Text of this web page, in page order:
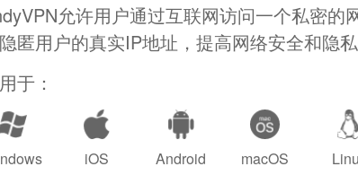
允许用户通过互联网访问一个私密的
匿用户的真实IP地址，提高网络安全和隐私
于：
iOS Android macOS